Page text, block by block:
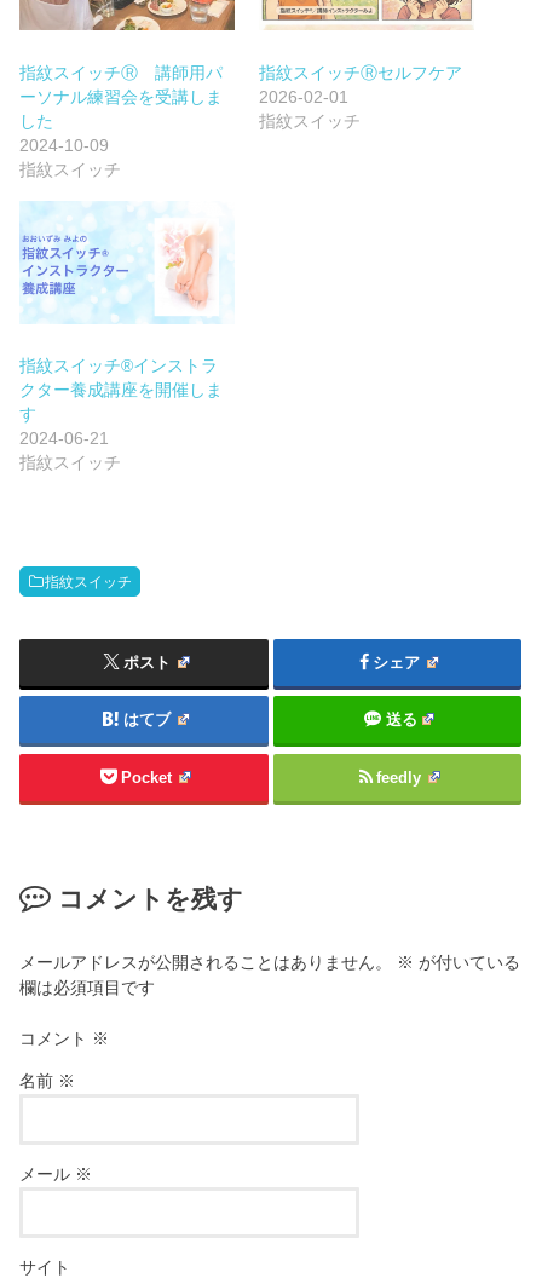
指紋スイッチⓇ 講師用パ
ーソナル練習会を受講しま
した
2024-10-09
指紋スイッチ
指紋スイッチⓇセルフケア
2026-02-01
指紋スイッチ
指紋スイッチ®︎インストラ
クター養成講座を開催しま
す
2024-06-21
指紋スイッチ
指紋スイッチ
ポスト シェア
はてブ 送る
Pocket feedly
コメントを残す
メールアドレスが公開されることはありません。 ※ が付いている
欄は必須項目です
コメント ※
名前 ※
メール ※
サイト